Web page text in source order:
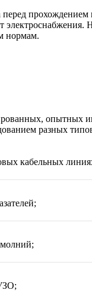
прохождением
нормам.
опытных
разных
кабельных